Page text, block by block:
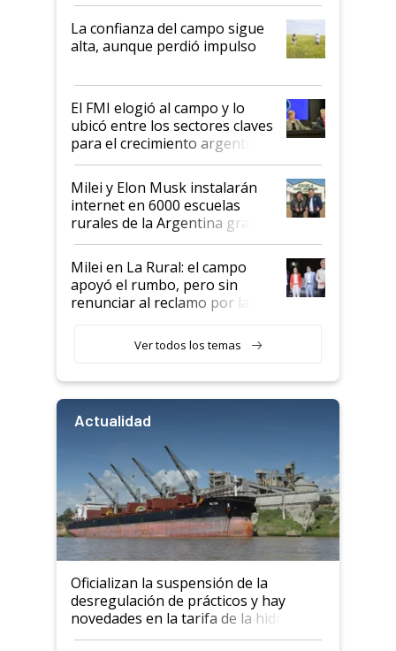
plata a un hijo para droga":
Juan Félix Rossetti, el libertario
que de una dura crisis salió
de Milei
La confianza del campo sigue
alta, aunque perdió impulso
El FMI elogió al campo y lo
ubicó entre los sectores claves
para el crecimiento argentino
Milei y Elon Musk instalarán
internet en 6000 escuelas
rurales de la Argentina gracias
a un acuerdo con Starlink
Milei en La Rural: el campo
apoyó el rumbo, pero sin
renunciar al reclamo por las
Ver todos los temas
Actualidad
Oficializan la suspensión de la
desregulación de prácticos y hay
novedades en la tarifa de la hidrovía